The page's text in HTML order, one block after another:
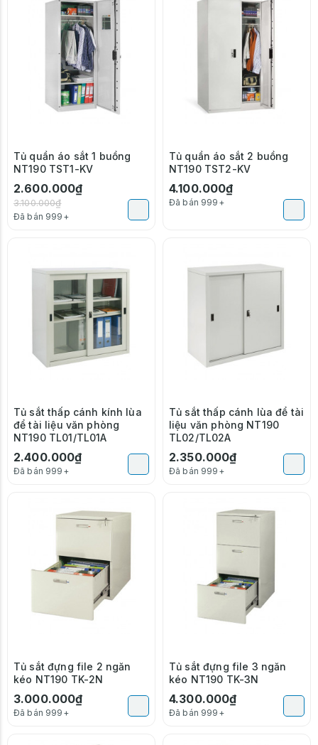
Tủ quần áo sắt 1 buồng
NT190 TST1-KV
2.600.000₫
3.100.000₫
Đã bán 999+
Tủ quần áo sắt 2 buồng
NT190 TST2-KV
4.100.000₫
Đã bán 999+
Tủ sắt thấp cánh kính lùa
để tài liệu văn phòng
NT190 TL01/TL01A
2.400.000₫
Đã bán 999+
Tủ sắt thấp cánh lùa để tài
liệu văn phòng NT190
TL02/TL02A
2.350.000₫
Đã bán 999+
Tủ sắt đựng file 2 ngăn
kéo NT190 TK-2N
3.000.000₫
Đã bán 999+
Tủ sắt đựng file 3 ngăn
kéo NT190 TK-3N
4.300.000₫
Đã bán 999+